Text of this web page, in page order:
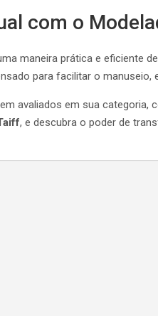
com o
maneira prática e eficiente
para facilitar o
avaliados em sua categoria,
, e descubra o poder de